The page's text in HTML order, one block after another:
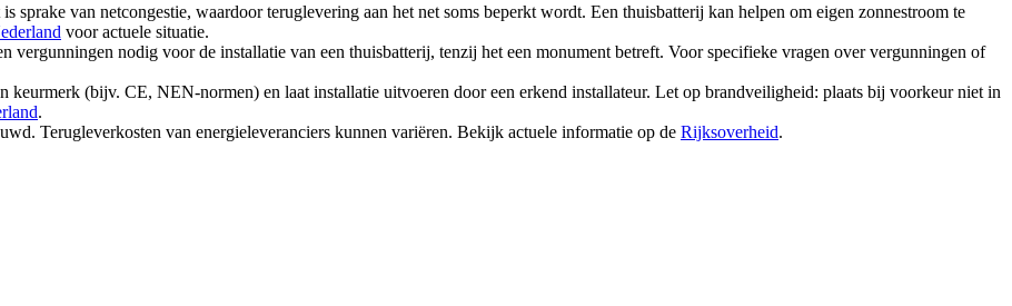
sprake van netcongestie, waardoor teruglevering aan het net soms beperkt wordt. Een thuisbatterij kan helpen om eigen zonnestroom te
voor actuele situatie.
vergunningen nodig voor de installatie van een thuisbatterij, tenzij het een monument betreft. Voor specifieke vragen over vergunningen of
keurmerk (bijv. CE, NEN-normen) en laat installatie uitvoeren door een erkend installateur. Let op brandveiligheid: plaats bij voorkeur niet in
.
Terugleverkosten van energieleveranciers kunnen variëren. Bekijk actuele informatie op de Rijksoverheid.